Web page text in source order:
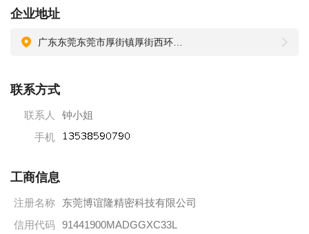
企业地址
联系方式
联系人
钟小姐
手机
工商信息
注册名称
东莞博谊隆精密科技有限公司
信用代码 91441900MADGGXC33L